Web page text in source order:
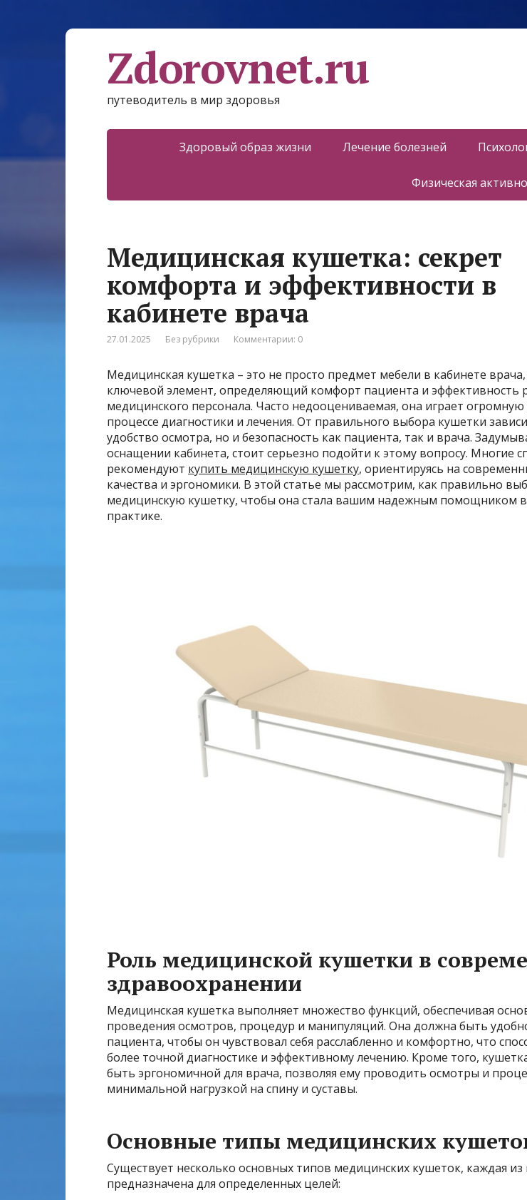
Zdorovnet.ru
путеводитель в мир здоровья
Здоровый образ жизни Лечение болезней
Физическая
Медицинская кушетка: секрет
комфорта и эффективности в
кабинете врача
27.01.2025 Без рубрики Комментарии: 0
Медицинская кушетка – это не просто предмет мебели в кабинете врача,
ключевой элемент, определяющий комфорт пациента и эффективность
медицинского персонала. Часто недооцениваемая, она играет
процессе диагностики и лечения. От правильного выбора кушетки
удобство осмотра, но и безопасность как пациента, так и врача.
оснащении кабинета, стоит серьезно подойти к этому вопросу. Многие
рекомендуют купить медицинскую кушетку, ориентируясь на
качества и эргономики. В этой статье мы рассмотрим, как правильно
медицинскую кушетку, чтобы она стала вашим надежным помощником
практике.
Роль медицинской кушетки в
здравоохранении
Медицинская кушетка выполняет множество функций, обеспечивая
проведения осмотров, процедур и манипуляций. Она должна быть
пациента, чтобы он чувствовал себя расслабленно и комфортно, что
более точной диагностике и эффективному лечению. Кроме того,
быть эргономичной для врача, позволяя ему проводить осмотры и
минимальной нагрузкой на спину и суставы.
Основные типы медицинских
Существует несколько основных типов медицинских кушеток, каждая
предназначена для определенных целей: